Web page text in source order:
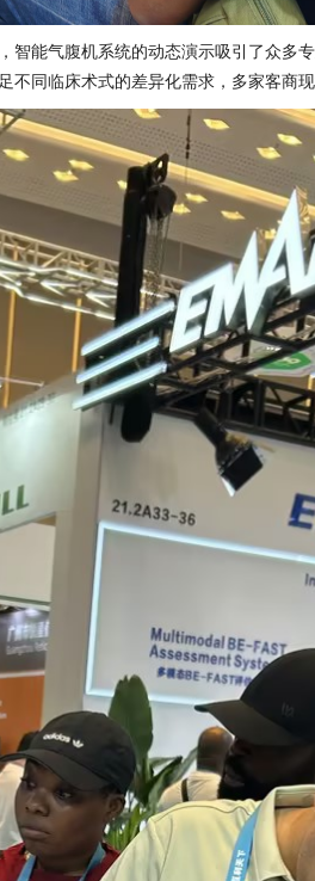
能气腹机系统的动态演示吸引了众多
同临床术式的差异化需求，多家客商